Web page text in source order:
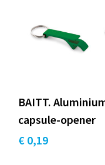
BAITT.
capsule-opener
€ 0,19